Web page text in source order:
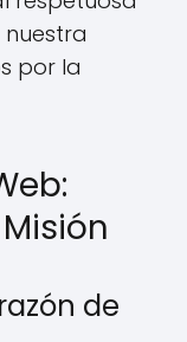
por la
de